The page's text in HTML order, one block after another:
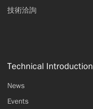
技術洽詢
Technical Introduction
News
Events